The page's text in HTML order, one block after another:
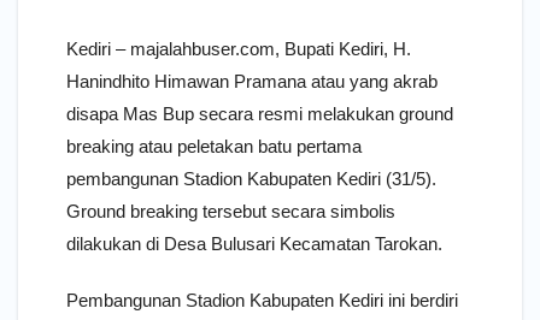
Kediri – majalahbuser.com, Bupati Kediri, H.
Hanindhito Himawan Pramana atau yang akrab
disapa Mas Bup secara resmi melakukan ground
breaking atau peletakan batu pertama
pembangunan Stadion Kabupaten Kediri (31/5).
Ground breaking tersebut secara simbolis
dilakukan di Desa Bulusari Kecamatan Tarokan.
Pembangunan Stadion Kabupaten Kediri ini berdiri